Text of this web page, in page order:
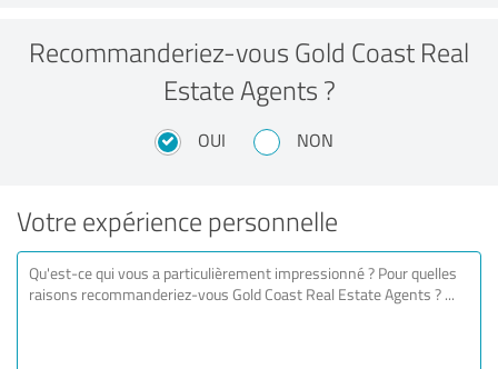
Recommanderiez-vous Gold Coast Real
Estate Agents ?
OUI NON
Votre expérience personnelle